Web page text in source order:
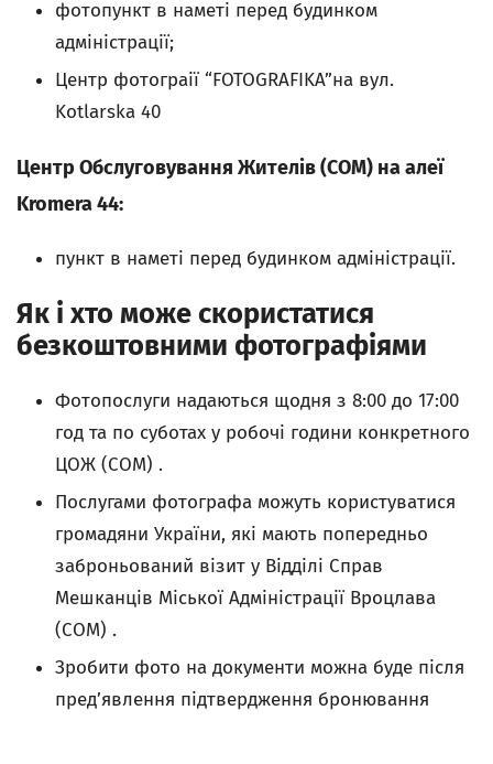
фотопункт в наметі перед будинком
адміністрації;
Центр фотограії “FOTOGRAFIKA”на вул.
Kotlarskа 40
Центр Обслуговування Жителів (COM) на алеї
Kromera 44:
пункт в наметі перед будинком адміністрації.
Як і хто може скористатися
безкоштовними фотографіями
Фотопослуги надаються щодня з 8:00 до 17:00
год та по суботах у робочі години конкретного
ЦОЖ (COM) .
Послугами фотографа можуть користуватися
громадяни України, які мають попередньо
заброньований візит у Відділі Справ
Мешканців Міської Адміністрації Вроцлава
(COM) .
Зробити фото на документи можна буде після
пред’явлення підтвердження бронювання